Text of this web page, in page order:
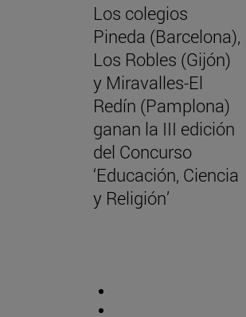
Los colegios
Pineda (Barcelona),
Los Robles (Gijón)
y Miravalles-El
Redín (Pamplona)
ganan la III edición
del Concurso
‘Educación, Ciencia
y Religión’